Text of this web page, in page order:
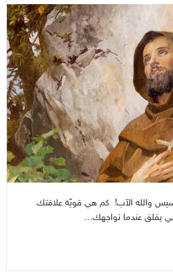
والله الآب! كم هي قويّة علاقتك
يقلق عندما تواجهك…